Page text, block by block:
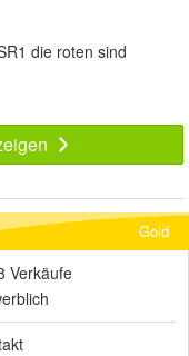
die roten sind
Gold
Verkäufe